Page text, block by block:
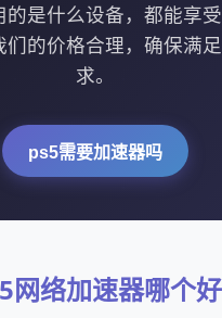
的是什么设备，都能享
们的价格合理，确保满
求。
ps5需要加速器吗
网络加速器哪个好